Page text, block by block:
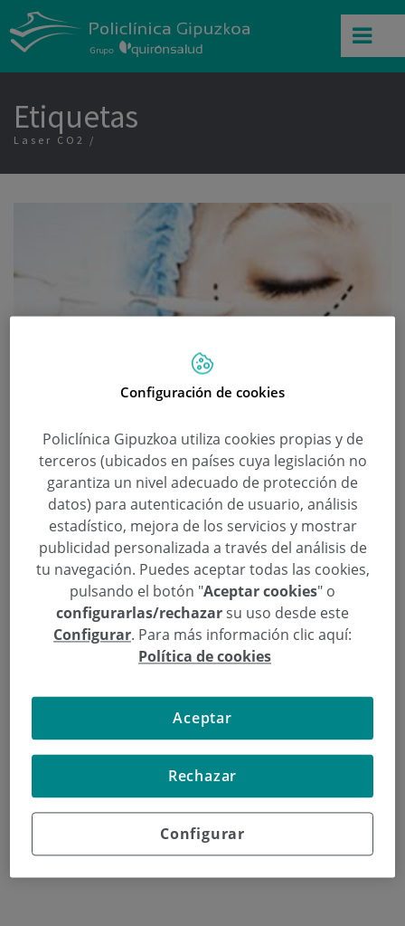
Etiquetas
Laser CO2
El cirujano plástico Pedro
Cormenzana participa en la XL
Reunión de la SVNRA
Categoría:Cirugía Plástica, Estética y
Reparadora
3 de Noviembre de 2015
blefaroplastia,Laser CO2,SVNRA
Cirugía Plástica, Estética y Reparadora (SVNRA)
organiza el próximo 6 y 7 de noviembre su XL
reunión, el tema principal escogido para este año
es la blefaroplastia, rejuvenecimiento facial
periorbitario y reconstrucción palpebral.
Configuración de cookies
Policlínica Gipuzkoa utiliza cookies propias y de
terceros (ubicados en países cuya legislación no
garantiza un nivel adecuado de protección de
datos) para autenticación de usuario, análisis
estadístico, mejora de los servicios y mostrar
publicidad personalizada a través del análisis de
tu navegación. Puedes aceptar todas las cookies,
pulsando el botón "Aceptar cookies" o
configurarlas/rechazarsu uso desde este
Configurar. Para más información clic aquí:
Política de cookies
Configurar
Rechazar
Aceptar